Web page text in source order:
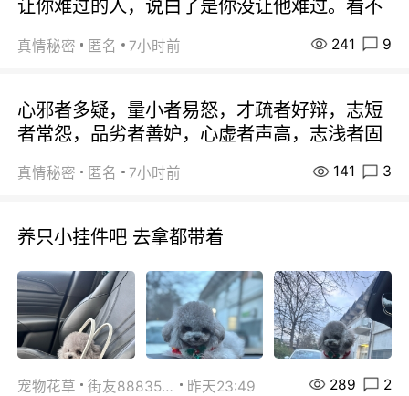
让你难过的人，说白了是你没让他难过。看不
真情秘密 匿名 7小时前 241 9
心邪者多疑，量小者易怒，才疏者好辩，志短
者常怨，品劣者善妒，心虚者声高，志浅者固
真情秘密 匿名 7小时前 141 3
养只小挂件吧 去拿都带着
宠物花草 街友88835518 昨天23:49 289 2